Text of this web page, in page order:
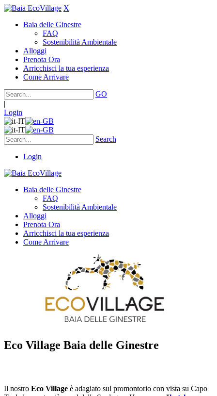
X
Baia delle Ginestre
FAQ
Sostenibilità Ambientale
Alloggi
Prenota Ora
Arricchisci la tua esperienza
Come Arrivare
GO
|
Login
Search
Login
Baia delle Ginestre
FAQ
Sostenibilità Ambientale
Alloggi
Prenota Ora
Arricchisci la tua esperienza
Come Arrivare
Eco Village Baia delle Ginestre
Il nostro Eco Village è adagiato sul promontorio con vista su Capo